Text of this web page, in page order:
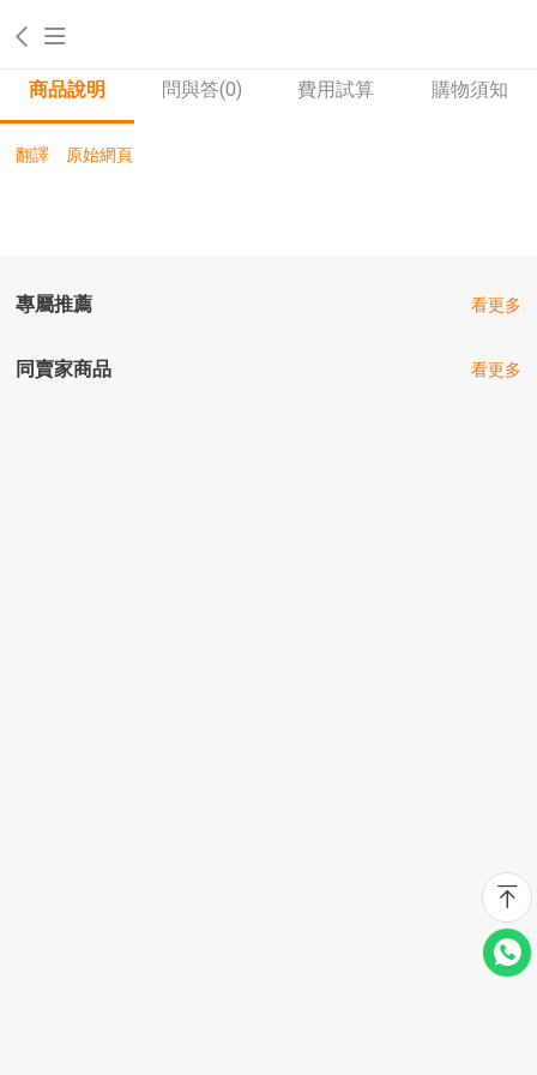
商品說明 問與答(0) 費用試算 購物須知
翻譯 原始網頁
專屬推薦 看更多
同賣家商品 看更多